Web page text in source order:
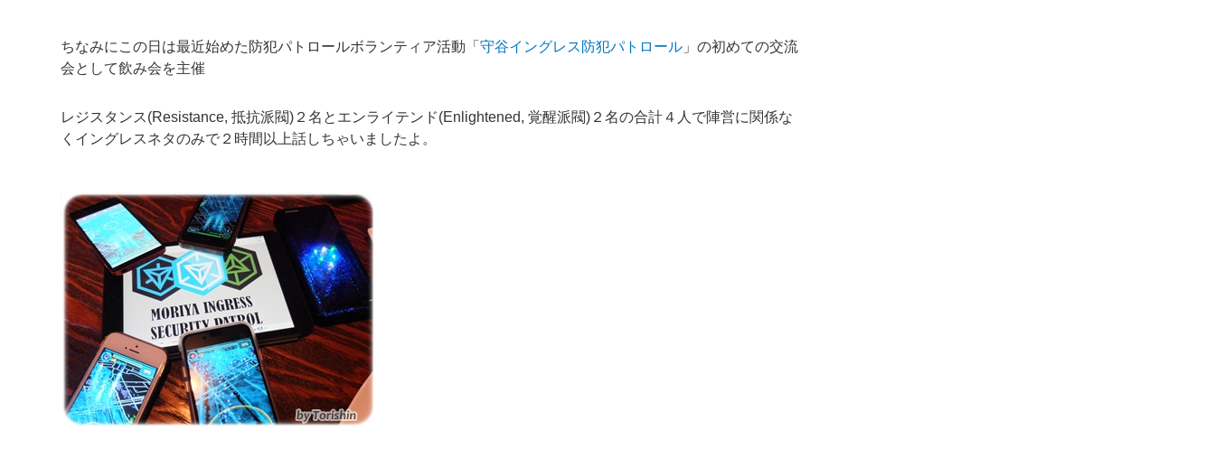
ちなみにこの日は最近始めた防犯パトロールボランティア活動「守谷イングレス防犯パトロール 」の初めての交流
会として飲み会を主催
レジスタンス(Resistance, 抵抗派閥)２名とエンライテンド(Enlightened, 覚醒派閥)２名の合計４人で陣営に関係な
くイングレスネタのみで２時間以上話しちゃいましたよ。